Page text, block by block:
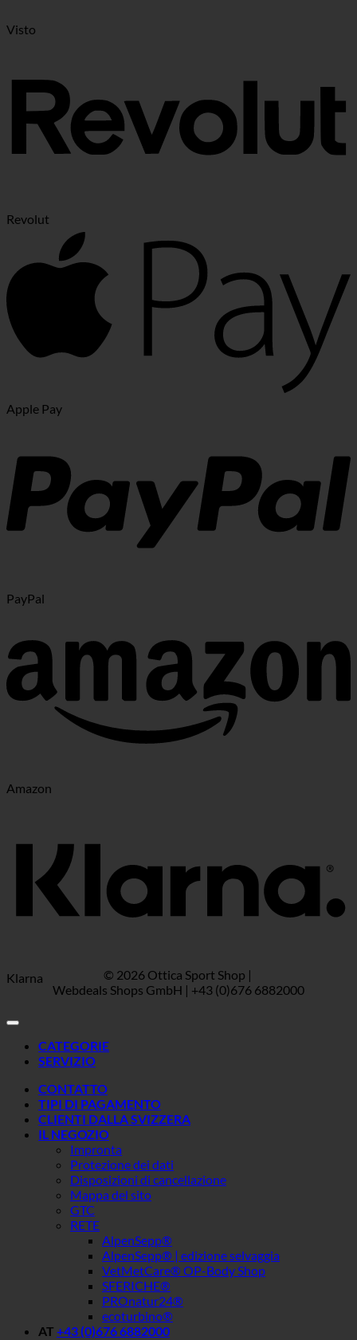
Visto
Revolut
Apple Pay
PayPal
Amazon
Klarna
© 2026 Ottica Sport Shop |
Webdeals Shops GmbH | +43 (0)676 6882000
CATEGORIE
SERVIZIO
CONTATTO
TIPI DI PAGAMENTO
CLIENTI DALLA SVIZZERA
IL NEGOZIO
Impronta
Protezione dei dati
Disposizioni di cancellazione
Mappa del sito
GTC
RETE
AlpenSepp®
AlpenSepp® | edizione selvaggia
VetMetCare® OP-Body Shop
SFERICHE®
PROnatur24®
ecoturbino®
AT +43 (0)676 6882000